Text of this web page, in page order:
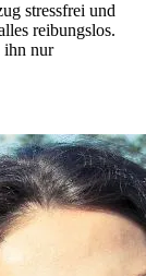
stressfrei und
reibungslos.
ihn nur